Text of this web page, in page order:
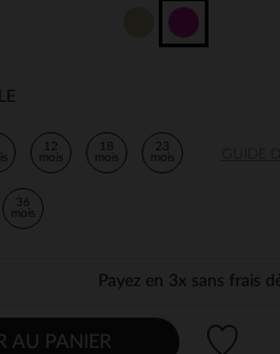
12
mois
18
mois
23
mois
36
mois
Payez en 3x sans frais
AU PANIER